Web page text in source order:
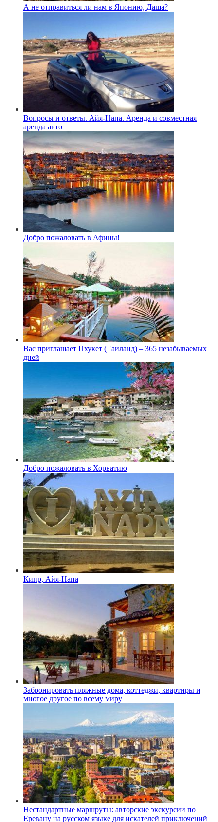
А не отправиться ли нам в Японию, Даша?
Вопросы и ответы. Айя-Напа. Аренда и совместная
аренда авто
Добро пожаловать в Афины!
Вас приглашает Пхукет (Таиланд) – 365 незабываемых
дней
Добро пожаловать в Хорватию
Кипр, Айя-Напа
Забронировать пляжные дома, коттеджи, квартиры и
многое другое по всему миру
Нестандартные маршруты: авторские экскурсии по
Еревану на русском языке для искателей приключений